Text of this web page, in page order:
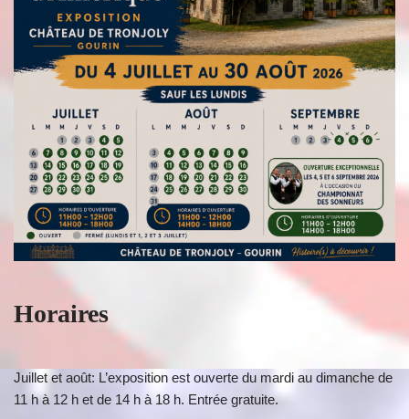
Horaires
Juillet et août: L’exposition est ouverte du mardi au dimanche de
11 h à 12 h et de 14 h à 18 h. Entrée gratuite.